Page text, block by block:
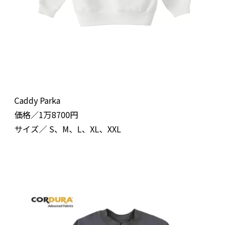
Caddy Parka
価格／1万8700円
サイズ／ S、M、L、XL、XXL